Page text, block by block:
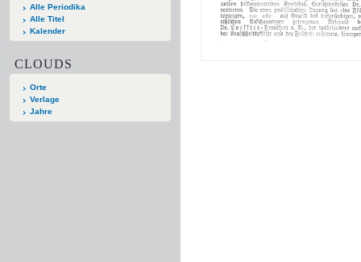
Alle Periodika
Alle Titel
Kalender
CLOUDS
Orte
Verlage
Jahre